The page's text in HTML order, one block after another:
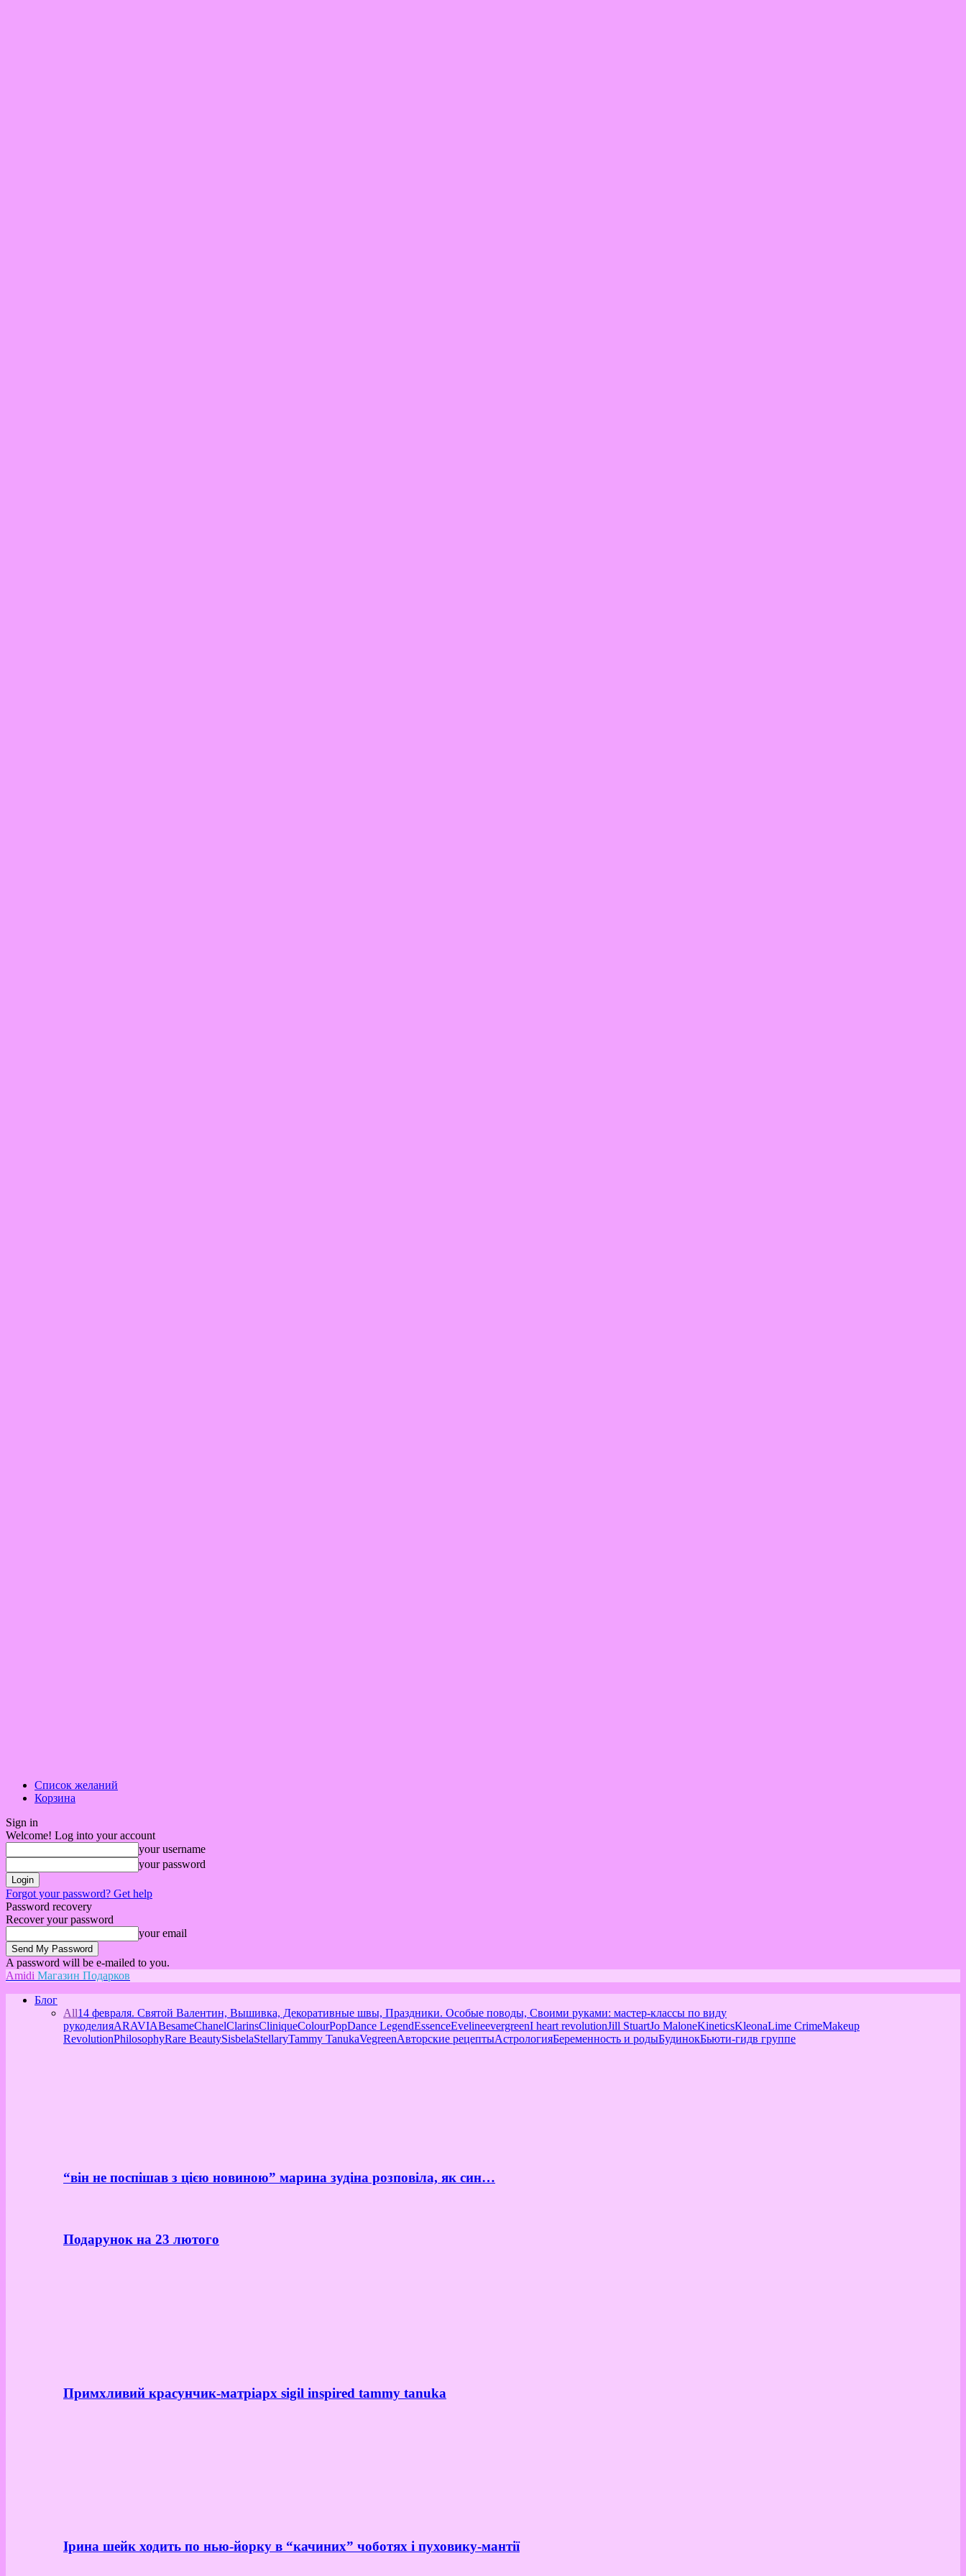
Список желаний
Корзина
Sign in
Welcome! Log into your account
your username
your password
Forgot your password? Get help
Password recovery
Recover your password
your email
A password will be e-mailed to you.
Amidi Магазин Подарков
Блог
All14 февраля. Святой Валентин, Вышивка, Декоративные швы, Праздники. Особые поводы, Своими руками: мастер-классы по виду
рукоделияARAVIABesameChanelClarinsCliniqueColourPopDance LegendEssenceEvelineevergreenI heart revolutionJill StuartJo MaloneKineticsKleonaLime CrimeMakeup
RevolutionPhilosophyRare BeautySisbelaStellaryTammy TanukaVegreenАвторские рецептыАстрологияБеременность и родыБудинокБьюти-гидв группе
“він не поспішав з цією новиною” марина зудіна розповіла, як син…
Подарунок на 23 лютого
Примхливий красунчик-матріарх sigil inspired tammy tanuka
Ірина шейк ходить по нью-йорку в “качиних” чоботях і пуховику-мантії